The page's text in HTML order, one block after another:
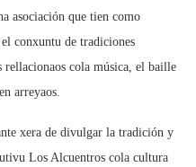
asociación que tien como
conxuntu de tradiciones
rellacionaos cola música, el baille
arreyaos.
xera de divulgar la tradición y
Los Alcuentros cola cultura